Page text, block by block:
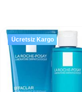
Ücretsiz Kargo